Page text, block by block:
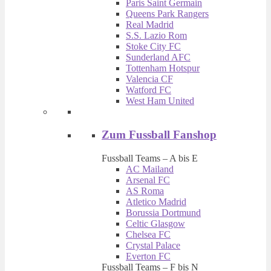
Paris Saint Germain
Queens Park Rangers
Real Madrid
S.S. Lazio Rom
Stoke City FC
Sunderland AFC
Tottenham Hotspur
Valencia CF
Watford FC
West Ham United
Zum Fussball Fanshop
Fussball Teams – A bis E
AC Mailand
Arsenal FC
AS Roma
Atletico Madrid
Borussia Dortmund
Celtic Glasgow
Chelsea FC
Crystal Palace
Everton FC
Fussball Teams – F bis N